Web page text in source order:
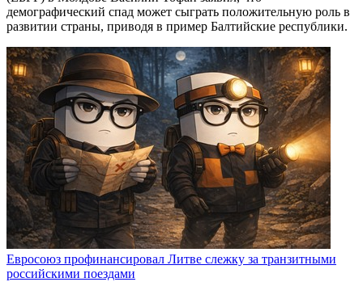
демографический спад может сыграть положительную роль в
развитии страны, приводя в пример Балтийские республики.
Евросоюз профинансировал Литве слежку за транзитными
российскими поездами